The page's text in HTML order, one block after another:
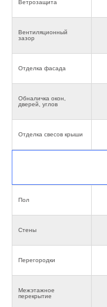
Ветрозащита
Вентиляционный
зазор
Отделка фасада
Обналичка окон,
дверей, углов
Отделка свесов крыши
Пол
Стены
Перегородки
Межэтажное
перекрытие